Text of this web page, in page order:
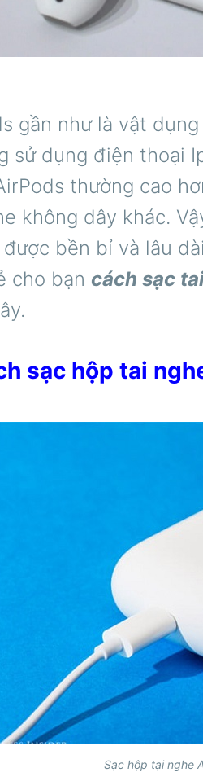
gần như là vật
sử dụng điện thoại
thường cao
không dây khác.
bền bỉ và lâu
cho bạn cách sạc
sạc hộp tai
Sạc hộp tại nghe